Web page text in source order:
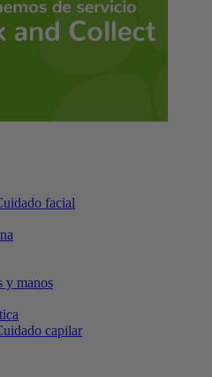
facial
y manos
capilar